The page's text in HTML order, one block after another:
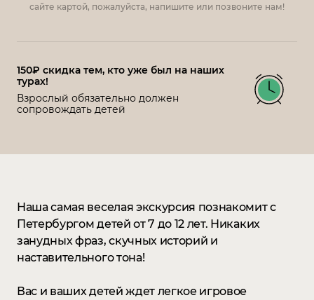
Наша самая веселая экскурсия познакомит с
Петербургом детей от 7 до 12 лет. Никаких
занудных фраз, скучных историй и
наставительного тона!
Вас и ваших детей ждет легкое игровое
сайте картой, пожалуйста, напишите или позвоните нам!
150₽ скидка тем, кто уже был на наших
турах!
Взрослый обязательно должен
сопровождать детей